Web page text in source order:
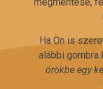
Ha Ön is
alábbi gombra
örökbe egy